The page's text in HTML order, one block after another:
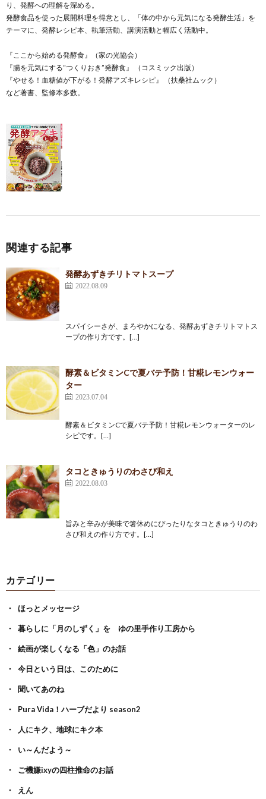
り、発酵への理解を深める。
発酵食品を使った展開料理を得意とし、「体の中から元気になる発酵生活」を
テーマに、発酵レシピ本、執筆活動、講演活動と幅広く活動中。
『ここから始める発酵食』（家の光協会）
『腸を元気にする“つくりおき”発酵食』 （コスミック出版）
『やせる！血糖値が下がる！発酵アズキレシピ』 （扶桑社ムック）
など著書、監修本多数。
関連する記事
発酵あずきチリトマトスープ
2022.08.09
スパイシーさが、まろやかになる、発酵あずきチリトマトス
ープの作り方です。[…]
酵素＆ビタミンCで夏バテ予防！甘糀レモンウォー
ター
2023.07.04
酵素＆ビタミンCで夏バテ予防！甘糀レモンウォーターのレ
シピです。[…]
タコときゅうりのわさび和え
2022.08.03
旨みと辛みが美味で箸休めにぴったりなタコときゅうりのわ
さび和えの作り方です。[…]
カテゴリー
ほっとメッセージ
暮らしに「月のしずく」を ゆの里手作り工房から
絵画が楽しくなる「色」のお話
今日という日は、このために
聞いてあのね
Pura Vida！ハーブだより season2
人にキク、地球にキク本
い～んだよう～
ご機嫌ixyの四柱推命のお話
えん